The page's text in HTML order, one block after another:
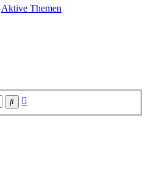
Aktive Themen
Suche